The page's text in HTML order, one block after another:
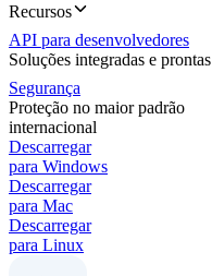
Recursos
API para desenvolvedores
Soluções integradas e prontas
Segurança
Proteção no maior padrão
internacional
Descarregar
para Windows
Descarregar
para Mac
Descarregar
para Linux